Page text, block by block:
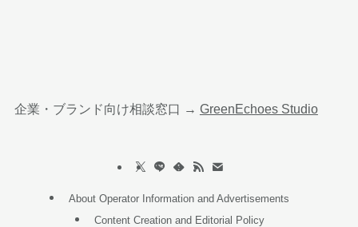
企業・ブランド向け相談窓口 → GreenEchoes Studio
About Operator Information and Advertisements
Content Creation and Editorial Policy